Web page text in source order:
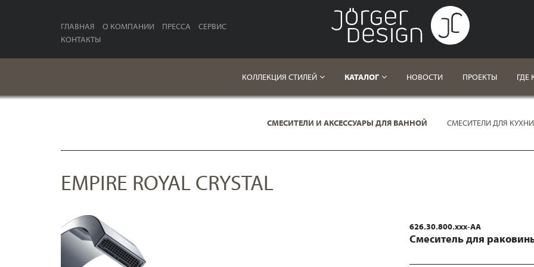
ГЛАВНАЯ О КОМПАНИИ ПРЕССА
СЕРВИС
КОНТАКТЫ
КОЛЛЕКЦИЯ СТИЛЕЙ КАТАЛОГ НОВОСТИ ПРОЕКТЫ ГДЕ
СМЕСИТЕЛИ И АКСЕССУАРЫ ДЛЯ ВАННОЙ СМЕСИТЕЛИ ДЛЯ КУХНИ
EMPIRE ROYAL CRYSTAL
626.30.800.xxx-AA
Смеситель для